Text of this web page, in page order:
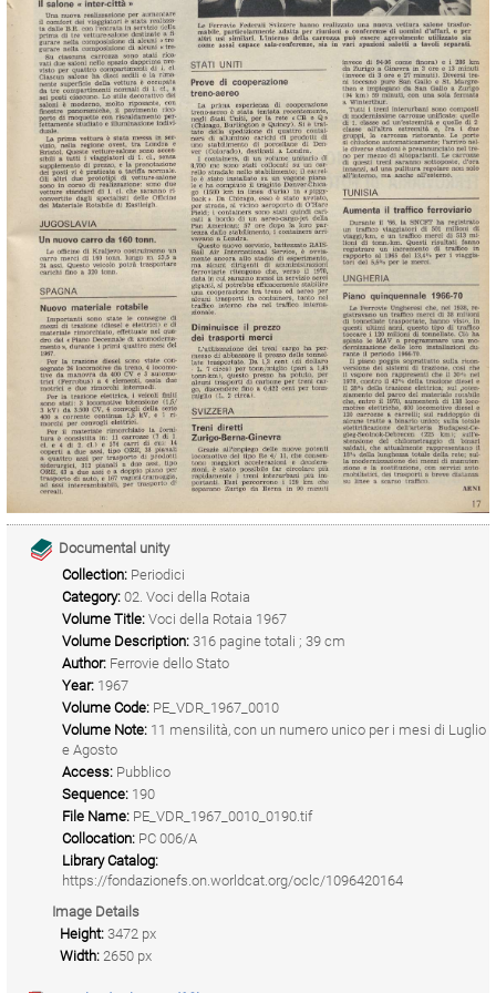
Documental unity
Collection: Periodici
Category: 02. Voci della Rotaia
Volume Title: Voci della Rotaia 1967
Volume Description: 316 pagine totali ; 39 cm
Author: Ferrovie dello Stato
Year: 1967
Volume Code: PE_VDR_1967_0010
Volume Note: 11 mensilità, con un numero unico per i mesi di Luglio
e Agosto
Access: Pubblico
Sequence: 190
File Name: PE_VDR_1967_0010_0190.tif
Collocation: PC 006/A
Library Catalog:
https://fondazionefs.on.worldcat.org/oclc/1096420164
Image Details
Height: 3472 px
Width: 2650 px